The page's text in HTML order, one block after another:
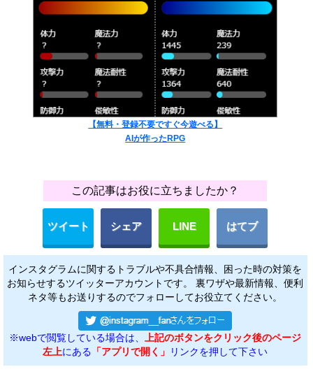
【無料・登録不要ですぐ今遊べる】
AIが作ったRPG
この記事はお役に立ちましたか？
ツイート シェア LINE はてブ
インスタグラムに関するトラブルや不具合情報、困った時の対策を
お知らせするツイッターアカウントです。 裏ワザや最新情報、便利
ネタ等もお送りするのでフォローしてお役立てください。
※webで閲覧している場合は、上記のボタンをクリック後のページ
左上にある 「アプリで開く」 リンクを押して下さい